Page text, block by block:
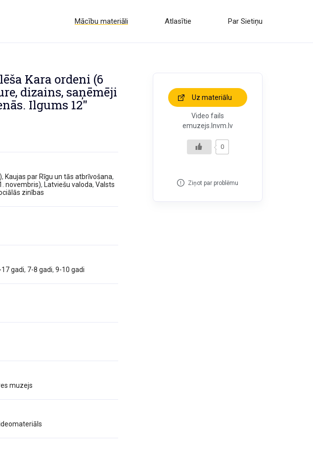
Mācību materiāli Atlasītie Par Sietiņu
Kara ordeni (6
dizains, saņēmēji
Ilgums 12″
, Kaujas par Rīgu un tās atbrīvošana,
novembris), Latviešu valoda, Valsts
zinības
17 gadi, 7-8 gadi, 9-10 gadi
muzejs
Uz materiālu
Video fails
emuzejs.lnvm.lv
0
Ziņot par problēmu